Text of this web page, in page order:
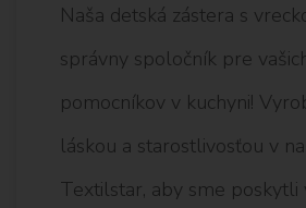
Naša detská zástera s
správny spoločník pre
pomocníkov v kuchyni!
láskou a starostlivosťou v
Textilstar, aby sme poskytli